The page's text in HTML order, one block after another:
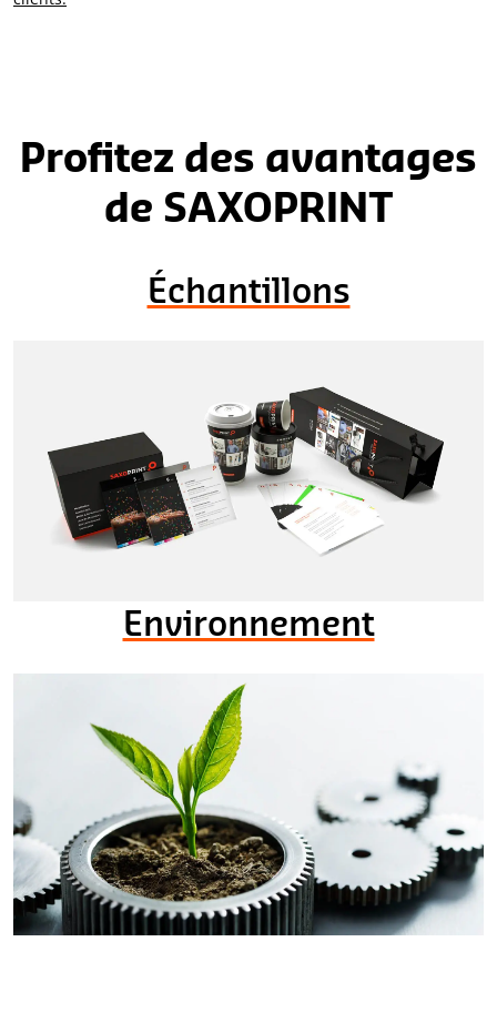
Profitez des avantages
de SAXOPRINT
Échantillons
Environnement